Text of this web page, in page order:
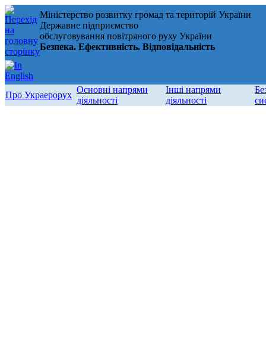
Міністерство розвитку громад та територій України
Державне підприємство
обслуговування повітряного руху України
Безпека. Ефективність. Відповідальність
Про Украерорух
Основні напрями
діяльності
Інші напрями
діяльності